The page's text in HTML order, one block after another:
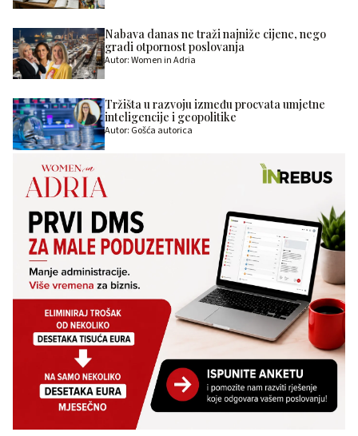
Nabava danas ne traži najniže cijene, nego
gradi otpornost poslovanja
Autor: Women in Adria
Tržišta u razvoju između procvata umjetne
inteligencije i geopolitike
Autor: Gošća autorica